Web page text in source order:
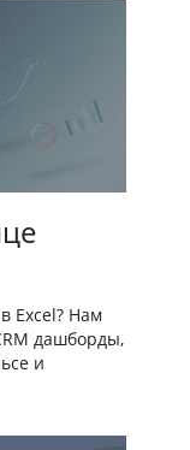
Excel? Нам
дашборды,
и